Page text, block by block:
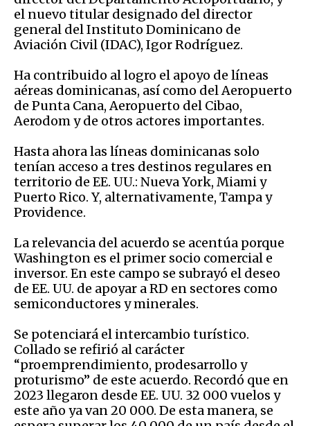
el nuevo titular designado del director
general del Instituto Dominicano de
Aviación Civil (IDAC), Igor Rodríguez.
Ha contribuido al logro el apoyo de líneas
aéreas dominicanas, así como del Aeropuerto
de Punta Cana, Aeropuerto del Cibao,
Aerodom y de otros actores importantes.
Hasta ahora las líneas dominicanas solo
tenían acceso a tres destinos regulares en
territorio de EE. UU.: Nueva York, Miami y
Puerto Rico. Y, alternativamente, Tampa y
Providence.
La relevancia del acuerdo se acentúa porque
Washington es el primer socio comercial e
inversor. En este campo se subrayó el deseo
de EE. UU. de apoyar a RD en sectores como
semiconductores y minerales.
Se potenciará el intercambio turístico.
Collado se refirió al carácter
“proemprendimiento, prodesarrollo y
proturismo” de este acuerdo. Recordó que en
2023 llegaron desde EE. UU. 32 000 vuelos y
este año ya van 20 000. De esta manera, se